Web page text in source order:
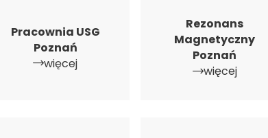
Pracownia USG
Poznań
więcej
Rezonans
Magnetyczny
Poznań
więcej